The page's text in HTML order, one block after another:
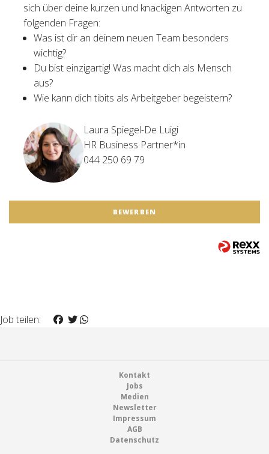
sich über deine kurzen und knackigen Antworten zu
folgenden Fragen:
Was ist dir an deinem neuen Team besonders
wichtig?
Du bist einzigartig! Was macht dich als Mensch
aus?
Wie kann dich tibits als Arbeitgeber begeistern?
Laura Spiegel-De Luigi
HR Business Partner*in
044 250 69 79
BEWERBEN
Job teilen:
Kontakt
Jobs
Medien
Newsletter
Impressum
AGB
Datenschutz